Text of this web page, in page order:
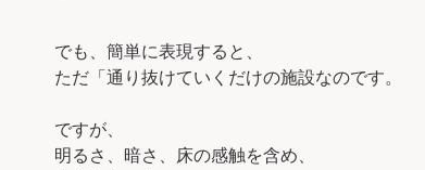
でも、簡単に表現すると、
ただ「通り抜けていくだけの施設なのです。
ですが、
明るさ、暗さ、床の感触を含め、